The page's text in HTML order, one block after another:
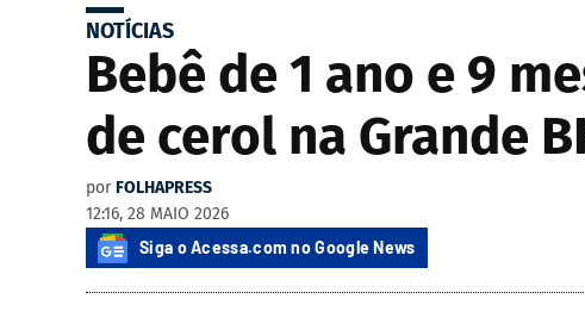
NOTÍCIAS
Bebê de 1 ano e 9
de cerol na Grande
por FOLHAPRESS
12:16, 28 MAIO 2026
Siga o Acessa.com no Google News